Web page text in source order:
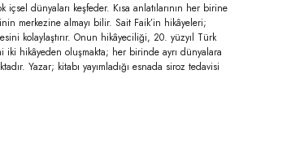
dünyaları keşfeder. Kısa anlatılarının her birine
merkezine almayı bilir. Sait Faik’in hikâyeleri;
kolaylaştırır. Onun hikâyeciliği, 20. yüzyıl Türk
iki hikâyeden oluşmakta; her birinde ayrı dünyalara
Yazar; kitabı yayımladığı esnada siroz tedavisi